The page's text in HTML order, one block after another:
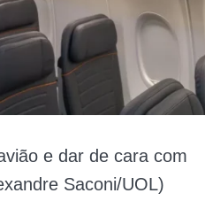
e dar de cara com
Saconi/UOL)